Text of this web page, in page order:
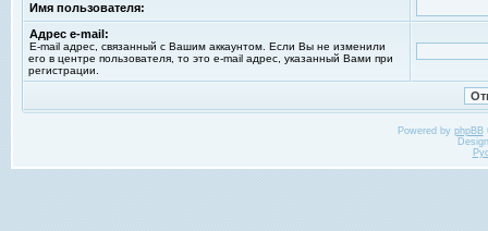
Имя пользователя:
Адрес e-mail:
E-mail адрес, связанный с Вашим аккаунтом. Если Вы не изменили
его в центре пользователя, то это e-mail адрес, указанный Вами при
регистрации.
Powered by phpBB